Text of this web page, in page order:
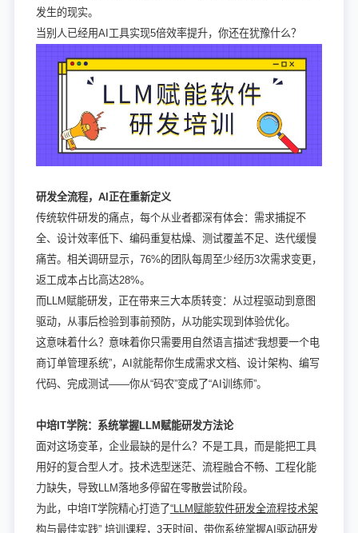
发生的现实。
当别人已经用AI工具实现5倍效率提升，你还在犹豫什么？
研发全流程，AI正在重新定义
传统软件研发的痛点，每个从业者都深有体会：需求捕捉不
全、设计效率低下、编码重复枯燥、测试覆盖不足、迭代缓慢
痛苦。相关调研显示，76%的团队每周至少经历3次需求变更，
返工成本占比高达28%。
而LLM赋能研发，正在带来三大本质转变：从过程驱动到意图
驱动，从事后检验到事前预防，从功能实现到体验优化。
这意味着什么？意味着你只需要用自然语言描述“我想要一个电
商订单管理系统”，AI就能帮你生成需求文档、设计架构、编写
代码、完成测试——你从“码农”变成了“AI训练师”。
中培IT学院：系统掌握LLM赋能研发方法论
面对这场变革，企业最缺的是什么？不是工具，而是能把工具
用好的复合型人才。技术选型迷茫、流程融合不畅、工程化能
力缺失，导致LLM落地多停留在零散尝试阶段。
为此，中培IT学院精心打造了“LLM赋能软件研发全流程技术架
构与最佳实践” 培训课程，3天时间，带你系统掌握AI驱动研发